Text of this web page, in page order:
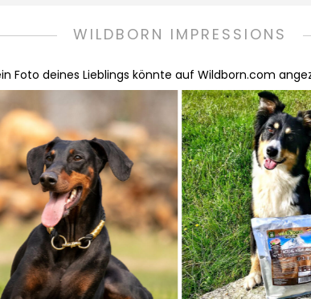
WILDBORN IMPRESSIONS
Foto deines Lieblings könnte auf Wildborn.com